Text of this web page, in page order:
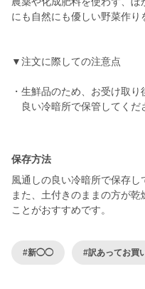
にも自然にも優しい野菜作り
▼注文に際しての注意点
・生鮮品のため、お受け取
良い冷暗所で保管してくだ
保存方法
風通しの良い冷暗所で保存し
また、土付きのままの方が
ことがおすすめです。
#新◯◯ #訳あってお買